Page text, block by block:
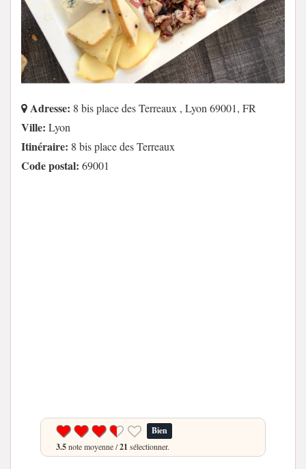
Adresse: 8 bis place des Terreaux , Lyon 69001, FR
Ville: Lyon
Itinéraire: 8 bis place des Terreaux
Code postal: 69001
Bien
3.5note moyenne /21 sélectionner.